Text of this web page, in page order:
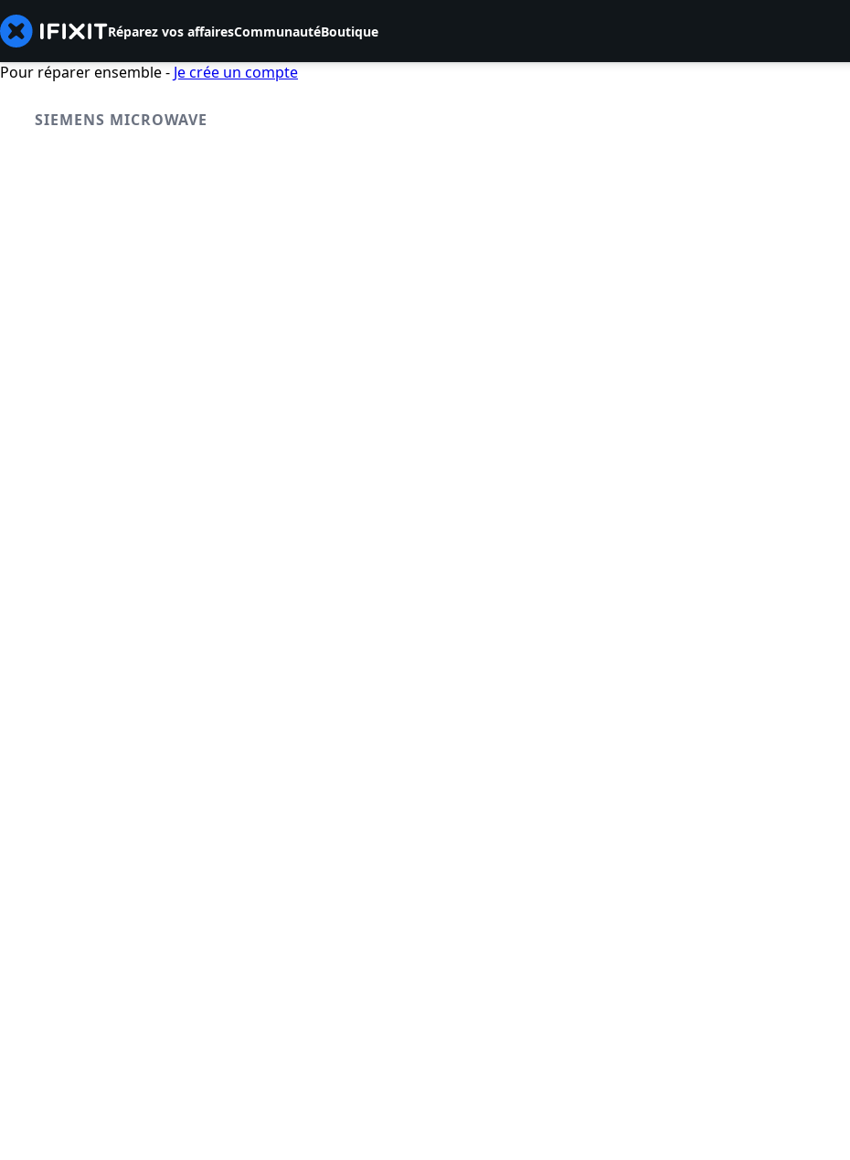
Réparez vos affairesCommunautéBoutique
Pour réparer ensemble - Je crée un compte
SIEMENS MICROWAVE